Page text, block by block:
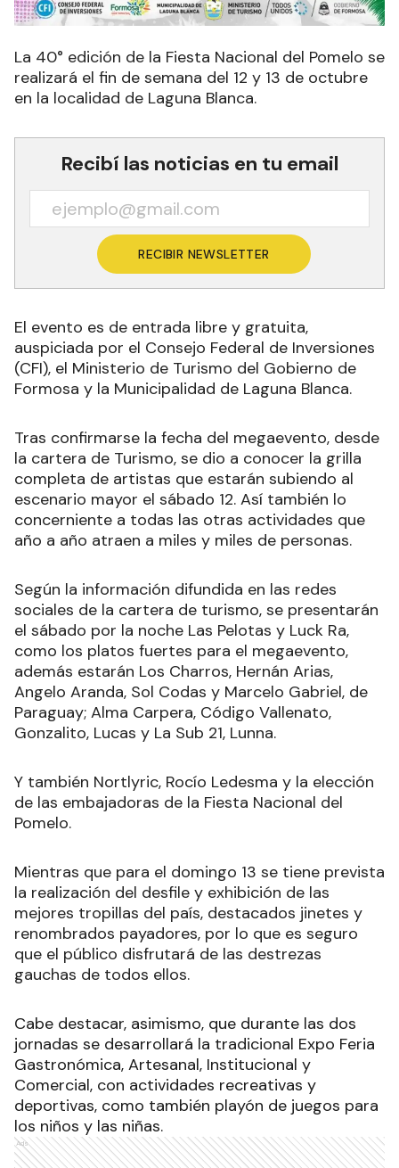
La 40° edición de la Fiesta Nacional del Pomelo se
realizará el fin de semana del 12 y 13 de octubre
en la localidad de Laguna Blanca.
Recibí las noticias en tu email
RECIBIR NEWSLETTER
El evento es de entrada libre y gratuita,
auspiciada por el Consejo Federal de Inversiones
(CFI), el Ministerio de Turismo del Gobierno de
Formosa y la Municipalidad de Laguna Blanca.
Tras confirmarse la fecha del megaevento, desde
la cartera de Turismo, se dio a conocer la grilla
completa de artistas que estarán subiendo al
escenario mayor el sábado 12. Así también lo
concerniente a todas las otras actividades que
año a año atraen a miles y miles de personas.
Según la información difundida en las redes
sociales de la cartera de turismo, se presentarán
el sábado por la noche Las Pelotas y Luck Ra,
como los platos fuertes para el megaevento,
además estarán Los Charros, Hernán Arias,
Angelo Aranda, Sol Codas y Marcelo Gabriel, de
Paraguay; Alma Carpera, Código Vallenato,
Gonzalito, Lucas y La Sub 21, Lunna.
Y también Nortlyric, Rocío Ledesma y la elección
de las embajadoras de la Fiesta Nacional del
Pomelo.
Mientras que para el domingo 13 se tiene prevista
la realización del desfile y exhibición de las
mejores tropillas del país, destacados jinetes y
renombrados payadores, por lo que es seguro
que el público disfrutará de las destrezas
gauchas de todos ellos.
Cabe destacar, asimismo, que durante las dos
jornadas se desarrollará la tradicional Expo Feria
Gastronómica, Artesanal, Institucional y
Comercial, con actividades recreativas y
deportivas, como también playón de juegos para
los niños y las niñas.
Ads